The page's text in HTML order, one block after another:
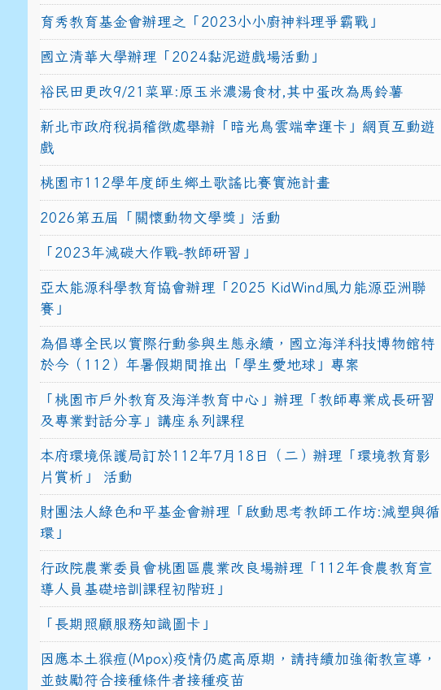
育秀教育基金會辦理之「2023小小廚神料理爭霸戰」
國立清華大學辦理「2024黏泥遊戲場活動」
裕民田更改9/21菜單:原玉米濃湯食材,其中蛋改為馬鈴薯
新北市政府稅捐稽徵處舉辦「暗光鳥雲端幸運卡」網頁互動遊
戲
桃園市112學年度師生鄉土歌謠比賽實施計畫
2026第五屆「關懷動物文學獎」活動
「2023年減碳大作戰-教師研習」
亞太能源科學教育協會辦理「2025 KidWind風力能源亞洲聯
賽」
為倡導全民以實際行動參與生態永續，國立海洋科技博物館特
於今（112）年暑假期間推出「學生愛地球」專案
「桃園市戶外教育及海洋教育中心」辦理「教師專業成長研習
及專業對話分享」講座系列課程
本府環境保護局訂於112年7月18日（二）辦理「環境教育影
片賞析」 活動
財團法人綠色和平基金會辦理「啟動思考教師工作坊:減塑與循
環」
行政院農業委員會桃園區農業改良場辦理「112年食農教育宣
導人員基礎培訓課程初階班」
「長期照顧服務知識圖卡」
因應本土猴痘(Mpox)疫情仍處高原期，請持續加強衛教宣導，
並鼓勵符合接種條件者接種疫苗